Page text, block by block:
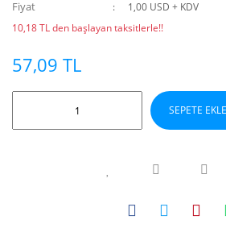
Fiyat
1,00 USD + KDV
10,18 TL den başlayan taksitlerle!!
57,09 TL
SEPETE EKLE